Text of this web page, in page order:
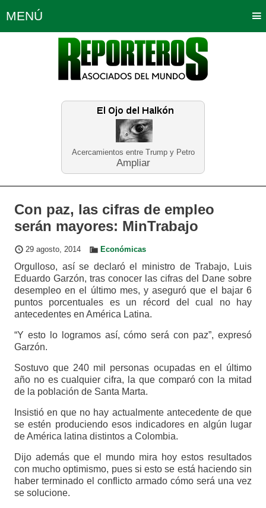
Acercamientos entre Trump y Petro
Ampliar
MENÚ
Política Opinión Bogotá
Planeta Tierra Deportes
Educación Neira
Con paz, las cifras de empleo
serán mayores: MinTrabajo
29 agosto, 2014 Económicas
Orgulloso, así se declaró el ministro de Trabajo, Luis
Eduardo Garzón, tras conocer las cifras del Dane sobre
desempleo en el último mes, y aseguró que el bajar 6
puntos porcentuales es un récord del cual no hay
antecedentes en América Latina.
“Y esto lo logramos así, cómo será con paz”, expresó
Garzón.
Sostuvo que 240 mil personas ocupadas en el último
año no es cualquier cifra, la que comparó con la mitad
de la población de Santa Marta.
Insistió en que no hay actualmente antecedente de que
se estén produciendo esos indicadores en algún lugar
de América latina distintos a Colombia.
Dijo además que el mundo mira hoy estos resultados
con mucho optimismo, pues si esto se está haciendo sin
haber terminado el conflicto armado cómo será una vez
se solucione.